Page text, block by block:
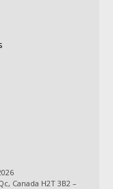
Canada H2T 3B2 –